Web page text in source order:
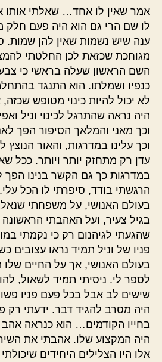
אמר שאין לו אחד… שאלתי אותו
לו שם הרי גם הוא היה פעם חלק
ענה שיש נשמות שאין להן שמות.
מגוחכת שכזאת לכן החלטתי
השם הראשון שעלה בראשי כי צבע
כנפיו ושמלתו. הוא התנגד
לא יכול להיות כינוי מטופש
היה נראה שהתרגל לכינוי וניל
וכך מאני והמלאך הסיפור הפך
וכך עלינו במדרגות, והאור
עדן רק מתחזק יותר ויותר. ככל
במדרגות כך גם הקשר בנינו הפך
הרגשתי בודד, סיפרתי לו הכל
בעולם האנושי, על משפחתי
בגיל צעיר, ועל האהבתי
שהגעתי לגיהנום רק כי נקמתי
פניו של וניל תמיד נראו עצובים
בעולם האנושי, אך על החיים
לספר לי. ניסיתי תמיד לשאול,
שישים לב אבל בכל פעם פניו
היה מסרב להגיד דבר. ידעתי רק
בחייו הקודמים… הוא כנראה אהב
היה המקצוע שלו. אהבתי את
אלו היו הצלילים היחידים